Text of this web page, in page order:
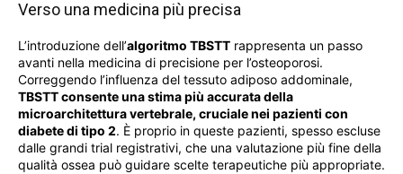
Verso una medicina più precisa
L’introduzione dell’algoritmo TBSTT rappresenta un passo
avanti nella medicina di precisione per l’osteoporosi.
Correggendo l’influenza del tessuto adiposo addominale,
TBSTT consente una stima più accurata della
microarchitettura vertebrale, cruciale nei pazienti con
diabete di tipo 2. È proprio in queste pazienti, spesso escluse
dalle grandi trial registrativi, che una valutazione più fine della
qualità ossea può guidare scelte terapeutiche più appropriate.